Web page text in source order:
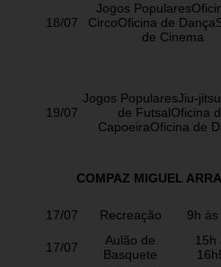
18/07
Jogos
CircoOficina de
de Cinema
19/07
Jogos PopularesJiu-
de FutsalOficina
CapoeiraOficina de
COMPAZ MIGUEL
17/07 Recreação 9h às
17/07
Aulão de
Basquete
15h